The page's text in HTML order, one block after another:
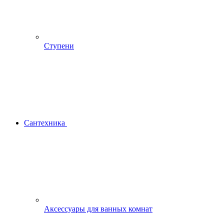
Ступени
Сантехника
Аксессуары для ванных комнат